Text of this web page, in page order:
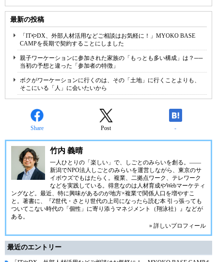
最新の投稿
「ITやDX、外部人材活用などご相談はお気軽に！」MYOKO BASE
CAMPを長期で契約することにしました
親子ワーケーションに参加された家族の「もっとも多い構成」は？──
当初の予想と違った「参加者の特徴」
ボクがワーケーションに行くのは、その「土地」に行くことよりも、
そこにいる「人」に会いたいから
Share Post -
竹内 義晴
一人ひとりの「楽しい」で、しごとのみらいを創る。――
新潟でNPO法人しごとのみらいを運営しながら、東京のサ
イボウズでもはたらく。複業、二拠点ワーク、テレワーク
などを実践している。得意なのは人材育成やWebマーケティ
ングなど。最近、特に興味があるのが地方×複業で関係人口を増やすこ
と。著書に、『Z世代・さとり世代の上司になったら読む本 引っ張っても
ついてこない時代の「個性」に寄り添うマネジメント（翔泳社）』などが
ある。
» 詳しいプロフィール
最近のエントリー